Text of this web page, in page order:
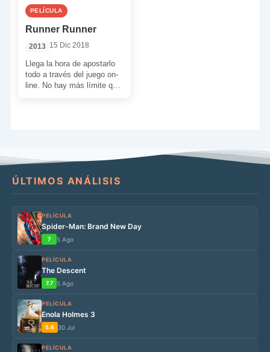
PELÍCULA
Runner Runner
2013 15 Dic 2018
Llega la hora de apostarlo
todo a través del juego on-
line. No hay más límite que
ÚLTIMOS ANÁLISIS
PELÍCULA
Spider-Man: Brand New Day
7 5 Ago
PELÍCULA
The Descent
7.7 5 Ago
PELÍCULA
Enola Holmes 3
5.6 30 Jul
PELÍCULA